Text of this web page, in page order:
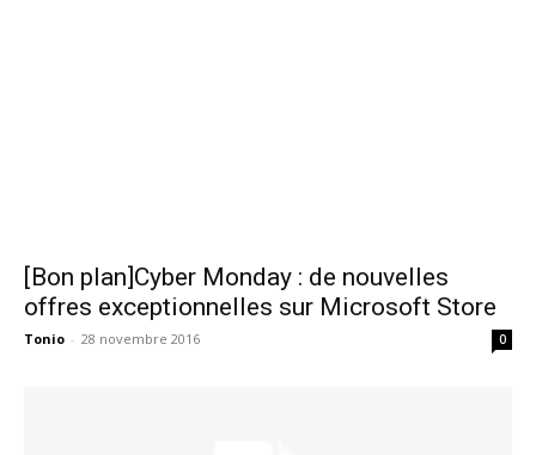
[Bon plan]Cyber Monday : de nouvelles
offres exceptionnelles sur Microsoft Store
Tonio - 28 novembre 2016 0